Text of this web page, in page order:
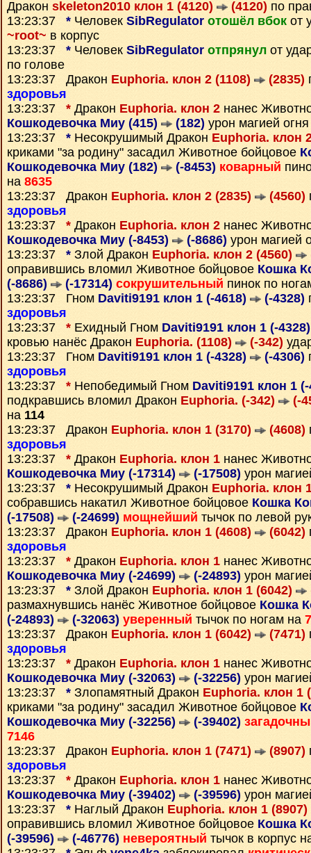
Дракон skeleton2010 клон 1 (4120) (4120) по
13:23:37 * Человек SibRegulator отошёл вбок от
~root~ в корпус
13:23:37 * Человек SibRegulator отпрянул от
по голове
13:23:37 Дракон Euphoria. клон 2 (1108) (2835)
здоровья
13:23:37 * Дракон Euphoria. клон 2 нанес
Кошкодевочка Миу (415)
(182) урон магией
13:23:37 * Несокрушимый Дракон Euphoria. клон
криками "за родину" засадил Животное бойцовое
Кошкодевочка Миу (182)
(-8453) коварный
на 8635
13:23:37 Дракон Euphoria. клон 2 (2835) (4560)
здоровья
13:23:37 * Дракон Euphoria. клон 2 нанес
Кошкодевочка Миу (-8453)
(-8686) урон магией
13:23:37 * Злой Дракон Euphoria. клон 2 (4560)
оправившись вломил Животное бойцовое Кошка
(-8686)
(-17314) сокрушительный пинок по
13:23:37 Гном Daviti9191 клон 1 (-4618) (-4328)
здоровья
13:23:37 * Ехидный Гном Daviti9191 клон 1 (-
кровью нанёс Дракон Euphoria. (1108) (-342)
13:23:37 Гном Daviti9191 клон 1 (-4328) (-4306)
здоровья
13:23:37 * Непобедимый Гном Daviti9191 клон 1
подкравшись вломил Дракон Euphoria. (-342)
(-
на 114
13:23:37 Дракон Euphoria. клон 1 (3170) (4608)
здоровья
13:23:37 * Дракон Euphoria. клон 1 нанес
Кошкодевочка Миу (-17314)
(-17508) урон
13:23:37 * Несокрушимый Дракон Euphoria. клон
собравшись накатил Животное бойцовое Кошка
(-17508)
(-24699) мощнейший тычок по левой
13:23:37 Дракон Euphoria. клон 1 (4608) (6042)
здоровья
13:23:37 * Дракон Euphoria. клон 1 нанес
Кошкодевочка Миу (-24699)
(-24893) урон
13:23:37 * Злой Дракон Euphoria. клон 1 (6042)
размахнувшись нанёс Животное бойцовое Кошка
(-24893)
(-32063) уверенный тычок по ногам на
13:23:37 Дракон Euphoria. клон 1 (6042) (7471)
здоровья
13:23:37 * Дракон Euphoria. клон 1 нанес
Кошкодевочка Миу (-32063)
(-32256) урон
13:23:37 * Злопамятный Дракон Euphoria. клон 1
криками "за родину" засадил Животное бойцовое
Кошкодевочка Миу (-32256)
(-39402)
7146
13:23:37 Дракон Euphoria. клон 1 (7471) (8907)
здоровья
13:23:37 * Дракон Euphoria. клон 1 нанес
Кошкодевочка Миу (-39402)
(-39596) урон
13:23:37 * Наглый Дракон Euphoria. клон 1 (8907)
оправившись вломил Животное бойцовое Кошка
(-39596)
(-46776) невероятный тычок в корпус